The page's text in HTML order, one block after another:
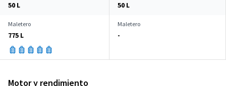
50 L 50 L
Maletero
775 L
Maletero
-
Motor y rendimiento